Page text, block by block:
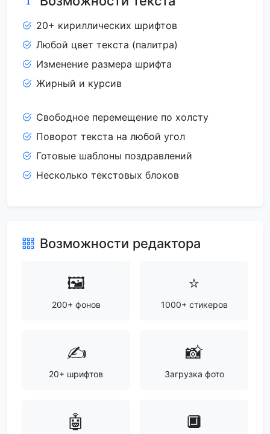
20+ кириллических шрифтов
Любой цвет текста (палитра)
Изменение размера шрифта
Жирный и курсив
Свободное перемещение по холсту
Поворот текста на любой угол
Готовые шаблоны поздравлений
Несколько текстовых блоков
Возможности редактора
🖼️
200+ фонов
⭐
1000+ стикеров
✍️
20+ шрифтов
📸
Загрузка фото
🤖 🔲